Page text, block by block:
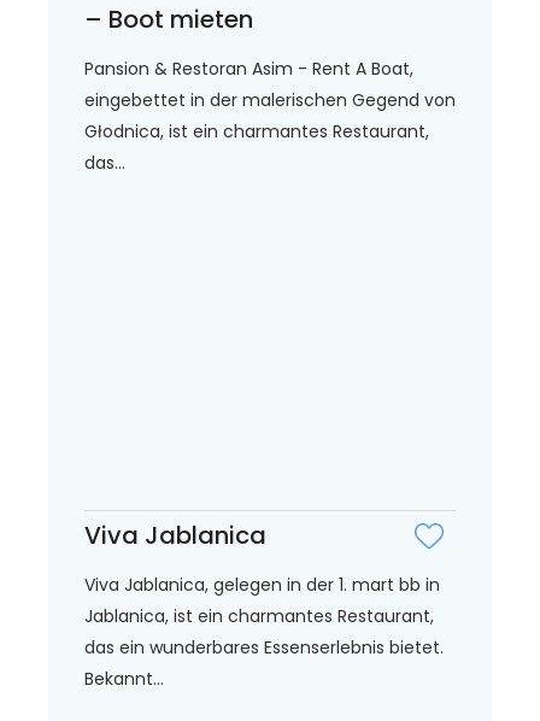
– Boot mieten
Pansion & Restoran Asim - Rent A Boat,
eingebettet in der malerischen Gegend von
Głodnica, ist ein charmantes Restaurant,
das...
Viva Jablanica
Viva Jablanica, gelegen in der 1. mart bb in
Jablanica, ist ein charmantes Restaurant,
das ein wunderbares Essenserlebnis bietet.
Bekannt...